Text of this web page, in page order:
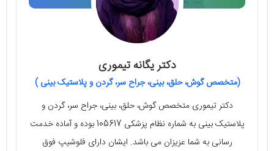
دکتر یگانه تیموری
(متخصص گوش، حلق، بینی، جراح سر، گردن و پلاستیک بینی )
دکتر تیموری متخصص گوش، حلق، بینی، جراح سر، گردن و
پلاستیک بینی به شماره نظام پزشکی 105617 بوده و آماده خدمت
رسانی به شما عزیزان می باشد. ایشان دارای فلوشیپ فوق